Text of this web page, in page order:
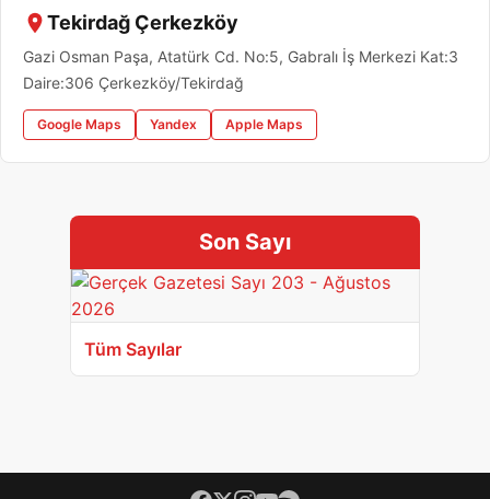
Tekirdağ Çerkezköy
Gazi Osman Paşa, Atatürk Cd. No:5, Gabralı İş Merkezi Kat:3
Daire:306 Çerkezköy/Tekirdağ
Google Maps Yandex Apple Maps
Son Sayı
Tüm Sayılar